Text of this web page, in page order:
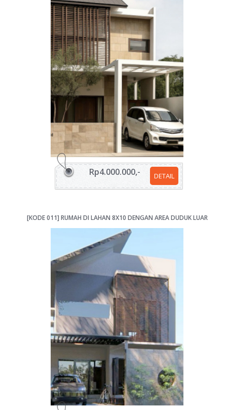
DETAIL
Rp4.000.000,-
[KODE 011] RUMAH DI LAHAN 8X10 DENGAN AREA DUDUK LUAR